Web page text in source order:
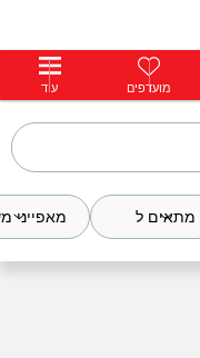
פרימיוםמועדפים עוד
מתאים ל מאפייני